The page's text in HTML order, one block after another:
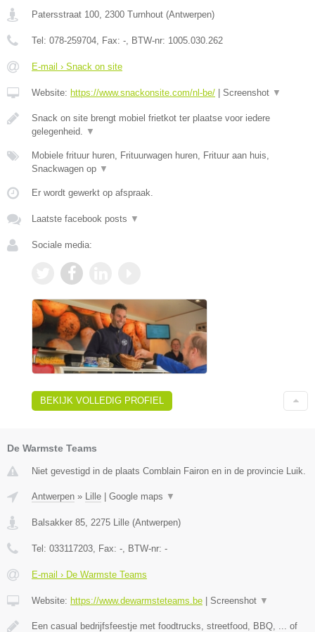
Patersstraat 100 2300 Turnhout (Antwerpen)
Tel: 078-259704 , Fax: - , BTW-nr: 1005.030.262
E-mail › Snack on site
Website: https://www.snackonsite.com/nl-be/ | Screenshot ▼
Snack on site brengt mobiel frietkot ter plaatse voor iedere
gelegenheid.
▼
Mobiele frituur huren, Frituurwagen huren, Frituur aan huis,
Snackwagen op ▼
Er wordt gewerkt op afspraak.
Laatste facebook posts ▼
Sociale media:
BEKIJK VOLLEDIG PROFIEL
De Warmste Teams
Niet gevestigd in de plaats Comblain Fairon en in de provincie Luik.
Antwerpen » Lille | Google maps ▼
Balsakker 85 2275 Lille (Antwerpen)
Tel: 033117203 , Fax: - , BTW-nr: -
E-mail › De Warmste Teams
Website: https://www.dewarmsteteams.be | Screenshot ▼
Een casual bedrijfsfeestje met foodtrucks, streetfood, BBQ, ... of